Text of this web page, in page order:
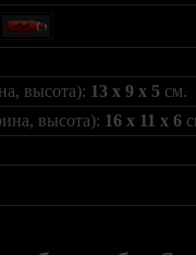
высота): 13 x 9 x 5 см.
высота): 16 x 11 x 6